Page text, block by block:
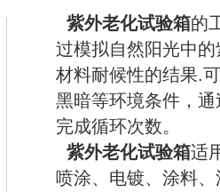
紫外老化试验箱的
过模拟自然阳光中
材料耐候性的结果.
黑暗等环境条件，
完成循环次数。
紫外老化试验箱适
喷涂、电镀、涂料